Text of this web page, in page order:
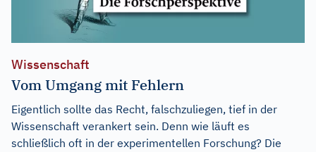
Wissenschaft
Vom Umgang mit Fehlern
Eigentlich sollte das Recht, falschzuliegen, tief in der
Wissenschaft verankert sein. Denn wie läuft es
schließlich oft in der experimentellen Forschung? Die